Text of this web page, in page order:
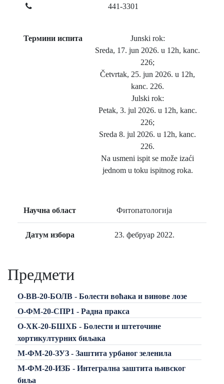
441-3301
Термини испита
Junski rok:
Sreda, 17. jun 2026. u 12h, kanc.
226;
Četvrtak, 25. jun 2026. u 12h,
kanc. 226.
Julski rok:
Petak, 3. jul 2026. u 12h, kanc.
226;
Sreda 8. jul 2026. u 12h, kanc.
226.
Na usmeni ispit se može izaći
jednom u toku ispitnog roka.
Научна област Фитопатологија
Датум избора 23. фебруар 2022.
Предмети
О-ВВ-20-БОЛВ - Болести воћака и винове лозе
О-ФМ-20-СПР1 - Радна пракса
О-ХК-20-БШХБ - Болести и штеточине
хортикултурних биљака
М-ФМ-20-ЗУЗ - Заштита урбаног зеленила
М-ФМ-20-ИЗБ - Интегрална заштита њивског
биља